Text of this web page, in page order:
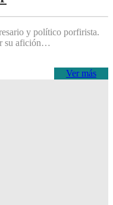
y político porfirista.
su afición…
Ver más